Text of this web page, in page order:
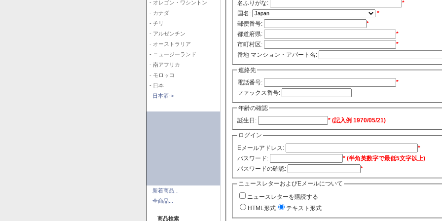
- オレゴン・ワシントン
- カナダ
- チリ
- アルゼンチン
- オーストラリア
- ニュージーランド
- 南アフリカ
- モロッコ
- 日本
日本酒->
新着商品...
全商品...
商品検索
名ふりがな:
*
国名:
*
郵便番号:
*
都道府県:
*
市町村区:
*
番地 マンション・アパート名:
連絡先
電話番号:
*
ファックス番号:
年齢の確認
誕生日:
* (記入例 1970/05/21)
ログイン
Eメールアドレス:
*
パスワード:
* (半角英数字で最低5文字以上)
パスワードの確認:
*
ニュースレターおよびEメールについて
ニュースレターを購読する
HTML形式
テキスト形式